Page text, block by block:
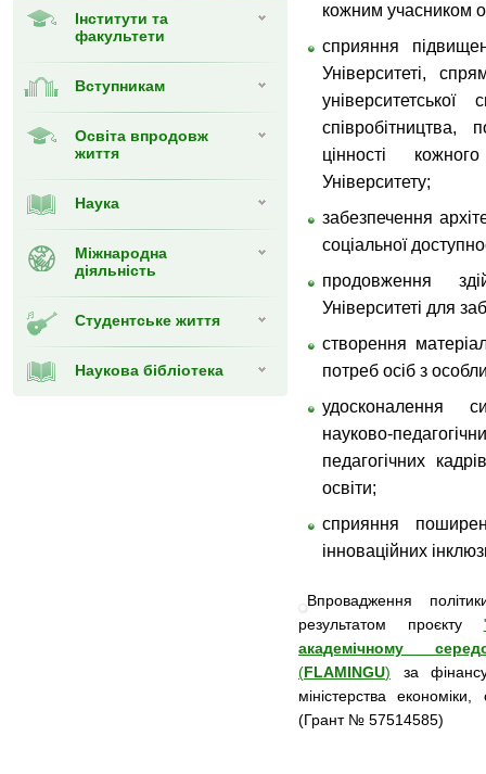
Інститути та
факультети
Вступникам
Освіта впродовж
життя
Наука
Міжнародна
діяльність
Студентське життя
Наукова бібліотека
кожним учасником
сприяння
Університеті,
університетської
співробітництва,
цінності
Університету;
забезпечення
соціальної
продовження
Університеті для
створення
потреб осіб з
удосконалення
науково-
педагогічних
освіти;
сприяння
інноваційних
Впровадження
результатом проєкту
академічному
( FLAMINGU)
за
міністерства
(Грант № 57514585)